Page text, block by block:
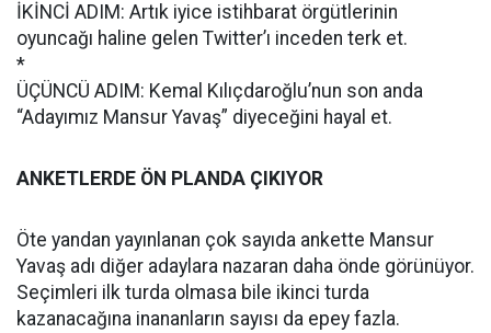
İKİNCİ ADIM: Artık iyice istihbarat örgütlerinin
oyuncağı haline gelen Twitter’ı inceden terk et.
*
ÜÇÜNCÜ ADIM: Kemal Kılıçdaroğlu’nun son anda
“Adayımız Mansur Yavaş” diyeceğini hayal et.
ANKETLERDE ÖN PLANDA ÇIKIYOR
Öte yandan yayınlanan çok sayıda ankette Mansur
Yavaş adı diğer adaylara nazaran daha önde görünüyor.
Seçimleri ilk turda olmasa bile ikinci turda
kazanacağına inananların sayısı da epey fazla.